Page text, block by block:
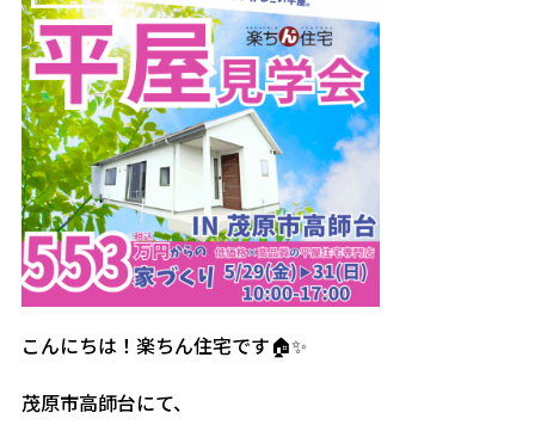
こんにちは！楽ちん住宅です🏠✨
茂原市高師台にて、